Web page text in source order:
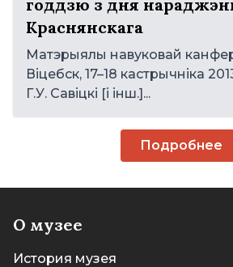
годдзю з дня
Краснянскага
Матэрыялы навуковай
Віцебск, 17–18 кастрычніка
Г.У. Савіцкі [і інш.]...
Подробнее
О музее
История музея